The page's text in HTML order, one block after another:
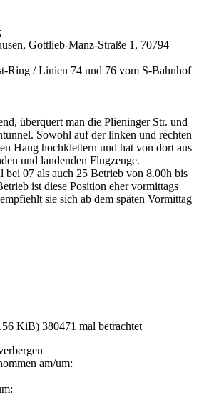
Gottlieb-Manz-Straße 1, 70794
Ring / Linien 74 und 76 vom S-Bahnhof
überquert man die Plieninger Str. und
Sowohl auf der linken und rechten
Hang hochklettern und hat von dort aus
und landenden Flugzeuge.
bei 07 als auch 25 Betrieb von 8.00h bis
ist diese Position eher vormittags
sie sich ab dem späten Vormittag
KiB) 380471 mal betrachtet
am/um: